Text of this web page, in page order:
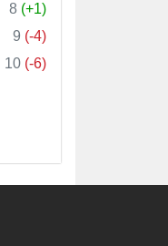
8 (+1)
9 (-4)
10 (-6)